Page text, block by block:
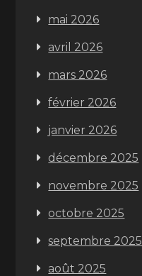
mai 2026
avril 2026
mars 2026
février 2026
janvier 2026
décembre 2025
novembre 2025
octobre 2025
septembre 2025
août 2025